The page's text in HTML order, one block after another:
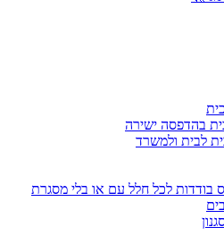
בהדפסה ישירה
לבית ולמשרד
בודדות לכל חלל עם או בלי מסגרת